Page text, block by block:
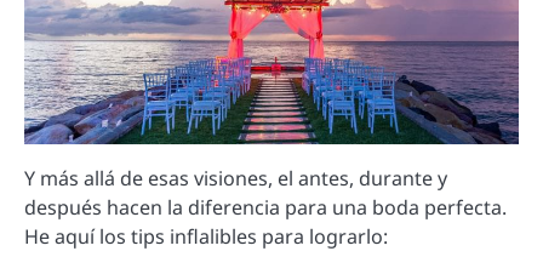
Y más allá de esas visiones, el antes, durante y
después hacen la diferencia para una boda perfecta.
He aquí los tips inflalibles para lograrlo: